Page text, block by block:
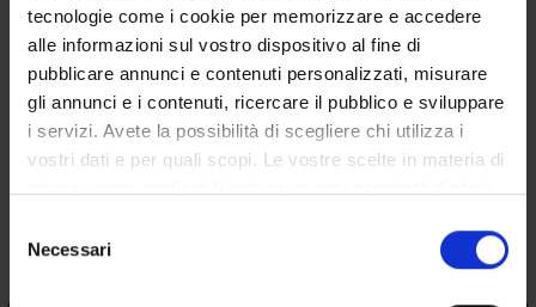
tecnologie come i cookie per memorizzare e accedere
alle informazioni sul vostro dispositivo al fine di
pubblicare annunci e contenuti personalizzati, misurare
gli annunci e i contenuti, ricercare il pubblico e sviluppare
i servizi. Avete la possibilità di scegliere chi utilizza i
vostri dati e per quali scopi. Le vostre scelte in materia di
modificare o revocare il proprio consenso in qualsiasi
momento dalla Dichiarazione sui cookie o facendo clic
delNecessari
(2010/2011)
Course code
4S000848
Credits
Stefano Tardivo